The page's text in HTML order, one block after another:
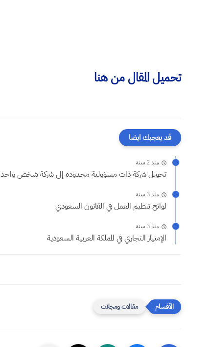
تحميل المقال من هنا
قد يعجبك ايضا
منذ 2 سنة
تحويل شركة ذات مسؤولية محدودة إلى شركة شخص واحد
منذ 3 سنة
لوائح تنظيم العمل في القانون السعودي
منذ 3 سنة
الإمتياز التجاري في المملكة العربية السعودية
مقالات ومجلات